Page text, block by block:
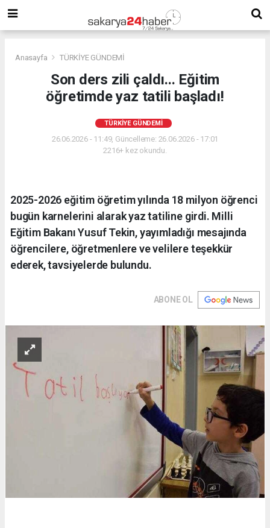
Anasayfa TÜRKİYE GÜNDEMİ
Son ders zili çaldı... Eğitim
öğretimde yaz tatili başladı!
TÜRKİYE GÜNDEMİ
26.06.2026 - 11:49, Güncelleme: 26.06.2026 - 17:01
2216+ kez okundu.
2025-2026 eğitim öğretim yılında 18 milyon öğrenci
bugün karnelerini alarak yaz tatiline girdi. Milli
Eğitim Bakanı Yusuf Tekin, yayımladığı mesajında
öğrencilere, öğretmenlere ve velilere teşekkür
ederek, tavsiyelerde bulundu.
ABONE OL